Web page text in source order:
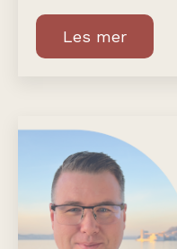
Les mer